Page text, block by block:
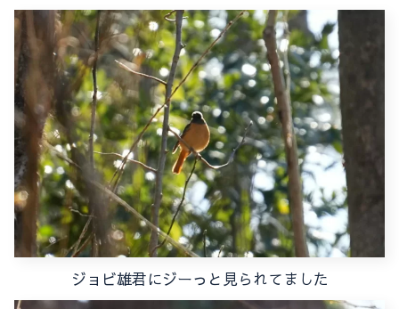
ジョビ雄君にジーっと見られてました